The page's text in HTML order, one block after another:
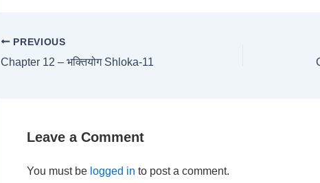
PREVIOUS
Chapter 12 – भक्तियोग Shloka-11
Leave a Comment
You must be logged in to post a comment.